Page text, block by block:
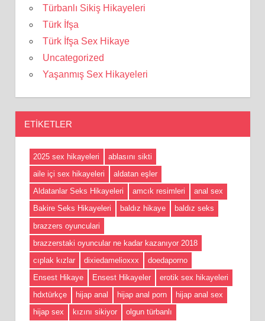
Türbanlı Sikiş Hikayeleri
Türk İfşa
Türk İfşa Sex Hikaye
Uncategorized
Yaşanmış Sex Hikayeleri
ETIKETLER
2025 sex hikayeleri
ablasını sikti
aile içi sex hikayeleri
aldatan eşler
Aldatanlar Seks Hikayeleri
amcık resimleri
anal sex
Bakire Seks Hikayeleri
baldız hikaye
baldız seks
brazzers oyunculari
brazzerstaki oyuncular ne kadar kazanıyor 2018
cıplak kızlar
dixiedamelioxxx
doedaporno
Ensest Hikaye
Ensest Hikayeler
erotik sex hikayeleri
hdxtürkçe
hijap anal hijap anal porn
hijap anal sex
hijap sex
kızını sikiyor olgun türbanlı